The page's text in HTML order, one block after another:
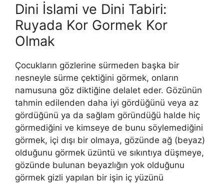
Dini İslami ve Dini Tabiri:
Ruyada Kor Gormek Kor
Olmak
Çocukların gözlerine sürmeden başka bir
nesneyle sürme çektiğini görmek, onların
namusuna göz diktiğine delalet eder. Gözünün
tahmin edilenden daha iyi gördüğünü veya az
gördüğünü ya da sağlam göründüğü halde hiç
görmediğini ve kimseye de bunu söyle­mediğini
görmek, içi dışı bir olmaya, gözünde ağ (beyaz)
olduğunu gör­mek üzüntü ve sıkıntıya düşmeye,
gözünde bulunan beyazlığın yok oldu­ğunu
görmek gizli yapılan bir işin iç yüzünü